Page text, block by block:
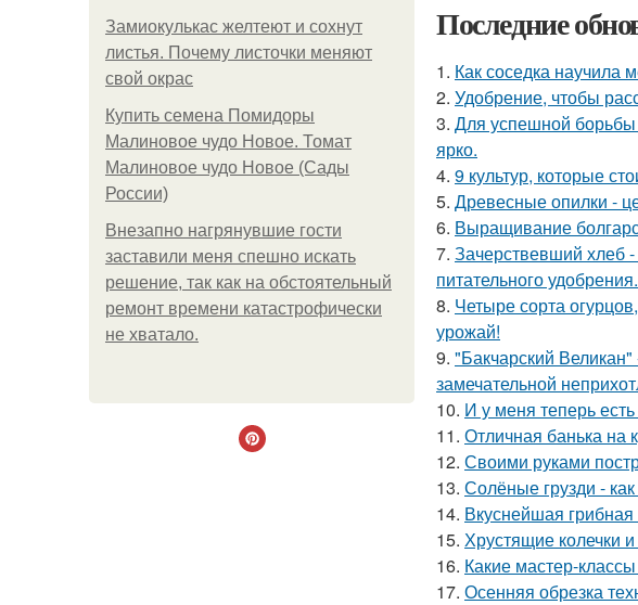
Замиокулькас желтеют и сохнут
листья. Почему листочки меняют
свой окрас
Купить семена Помидоры
Малиновое чудо Новое. Томат
Малиновое чудо Новое (Сады
России)
Внезапно нагрянувшие гости
заставили меня спешно искать
решение, так как на обстоятельный
ремонт времени катастрофически
не хватало.
Последние
1. Как соседка
2. Удобрение, чтобы
3. Для успешной борьбы
ярко.
4. 9 культур, которые
5. Древесные опилки -
6. Выращивание
7. Зачерствевший хлеб
питательного удобрения.
8. Четыре сорта
урожай!
9. "Бакчарский
замечательной
10. И у меня теперь
11. Отличная банька на
12. Своими руками
13. Солёные грузди - как
14. Вкуснейшая грибная
15. Хрустящие колечки и
16. Какие мастер-
17. Осенняя обрезка